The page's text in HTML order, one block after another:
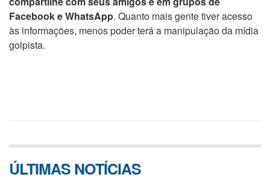
Facebook e WhatsApp. Quanto mais gente tiver acesso
às informações, menos poder terá a manipulação da mídia
golpista.
ÚLTIMAS NOTÍCIAS